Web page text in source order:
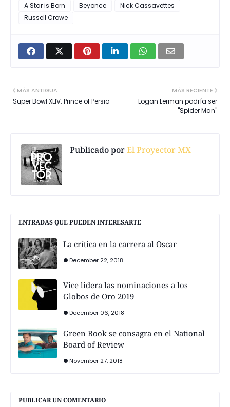
A Star is Born Beyonce
Nick Cassavettes
Russell Crowe
MÁS RECIENTE
Logan Lerman podría ser
"Spider Man"
MÁS ANTIGUA
Super Bowl XLIV: Prince of Persia
Publicado porEl Proyector MX
ENTRADAS QUE PUEDEN INTERESARTE
La crítica en la carrera al Oscar
December 22, 2018
Vice lidera las nominaciones a los
Globos de Oro 2019
December 06, 2018
Green Book se consagra en el National
Board of Review
November 27, 2018
PUBLICAR UN COMENTARIO